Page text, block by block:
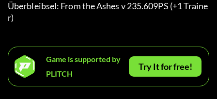
Überbleibsel: From the Ashes v 235.609PS (+1 Traine
r)
Game is supported by
PLITCH
Try It for free!